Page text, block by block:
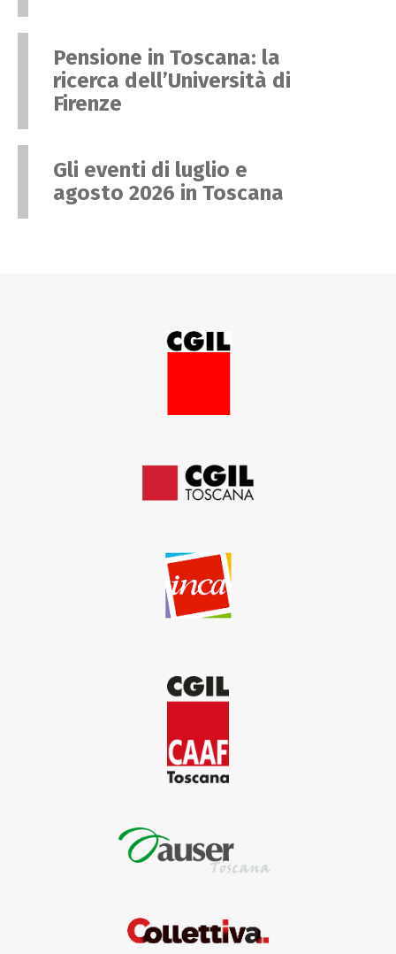
Pensione in Toscana: la
ricerca dell’Università di
Firenze
Gli eventi di luglio e
agosto 2026 in Toscana